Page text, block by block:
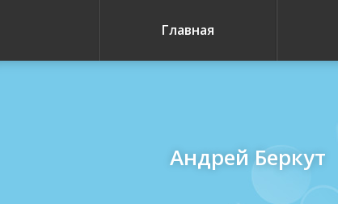
Главная
Андрей Беркут